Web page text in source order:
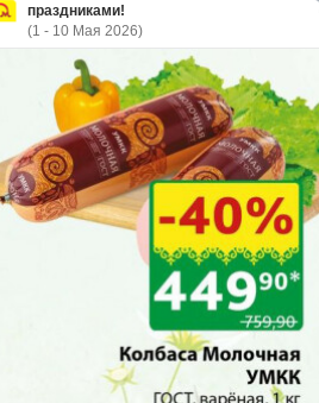
праздниками!
(1 - 10 Мая 2026)